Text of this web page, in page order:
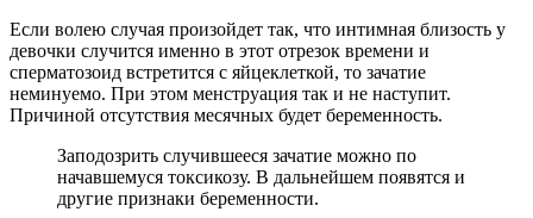
Если волею случая произойдет так, что интимная близость у
девочки случится именно в этот отрезок времени и
сперматозоид встретится с яйцеклеткой, то зачатие
неминуемо. При этом менструация так и не наступит.
Причиной отсутствия месячных будет беременность.
Заподозрить случившееся зачатие можно по
начавшемуся токсикозу. В дальнейшем появятся и
другие признаки беременности.